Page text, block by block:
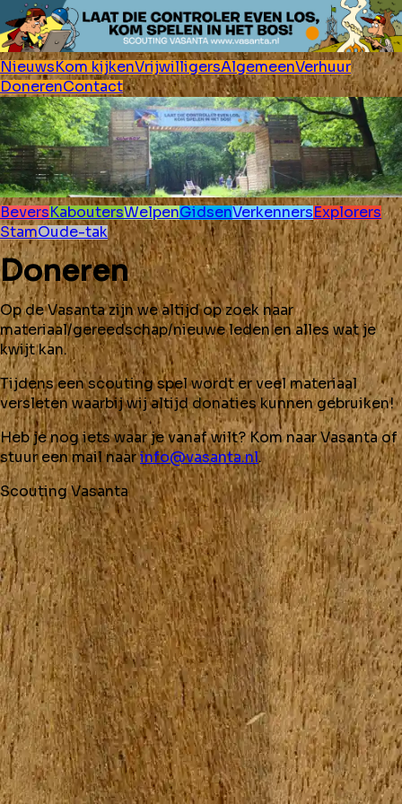
NieuwsKom kijkenVrijwilligersAlgemeenVerhuur
DonerenContact
BeversKaboutersWelpenGidsenVerkennersExplorers
StamOude-tak
Doneren
Op de Vasanta zijn we altijd op zoek naar
materiaal/gereedschap/nieuwe leden en alles wat je
kwijt kan.
Tijdens een scouting spel wordt er veel materiaal
versleten waarbij wij altijd donaties kunnen gebruiken!
Heb je nog iets waar je vanaf wilt? Kom naar Vasanta of
stuur een mail naarinfo@vasanta.nl.
Scouting Vasanta